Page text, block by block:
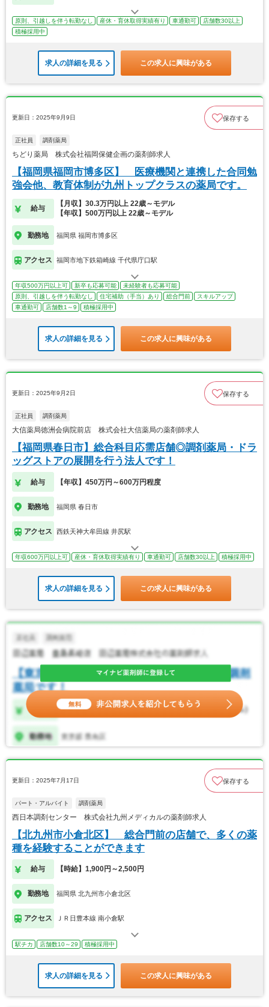
原則、引越しを伴う転勤なし 産休・育休取得実績有り 車通勤可
店舗数30以上
積極採用中
求人の詳細を見る この求人に興味がある
更新日：2025年9月9日 保存する
正社員 調剤薬局
ちどり薬局 株式会社福岡保健企画の薬剤師求人
【福岡県福岡市博多区】 医療機関と連携した合同勉
強会他、教育体制が九州トップクラスの薬局です。
給与
【月収】30.3万円以上 22歳～モデル
【年収】500万円以上 22歳～モデル
勤務地 福岡県 福岡市博多区
アクセス 福岡市地下鉄箱崎線 千代県庁口駅
年収500万円以上可 新卒も応募可能
未経験者も応募可能
原則、引越しを伴う転勤なし
住宅補助（手当）あり 総合門前
スキルアップ
車通勤可
店舗数1～9 積極採用中
求人の詳細を見る この求人に興味がある
更新日：2025年9月2日 保存する
正社員 調剤薬局
大信薬局徳洲会病院前店 株式会社大信薬局の薬剤師求人
【福岡県春日市】総合科目応需店舗◎調剤薬局・ドラ
ッグストアの展開を行う法人です！
給与 【年収】450万円～600万円程度
勤務地 福岡県 春日市
アクセス 西鉄天神大牟田線 井尻駅
年収600万円以上可 産休・育休取得実績有り 車通勤可 店舗数30以上 積極採用中
求人の詳細を見る この求人に興味がある
更新日：2025年7月17日 保存する
パート・アルバイト 調剤薬局
西日本調剤センター 株式会社九州メディカルの薬剤師求人
【北九州市小倉北区】 総合門前の店舗で、多くの薬
種を経験することができます
給与 【時給】1,900円～2,500円
勤務地 福岡県 北九州市小倉北区
アクセス ＪＲ日豊本線 南小倉駅
駅チカ 店舗数10～29 積極採用中
求人の詳細を見る この求人に興味がある